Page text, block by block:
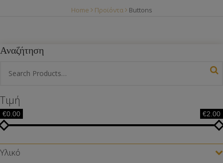
Home Προϊόντα Buttons
Αναζήτηση
Τιμή
€0.00 €2.00
Υλικό